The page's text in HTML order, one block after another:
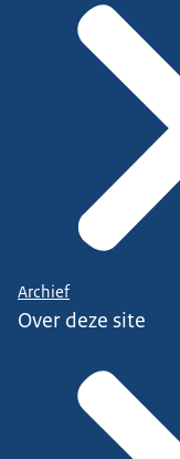
Archief
Over deze site